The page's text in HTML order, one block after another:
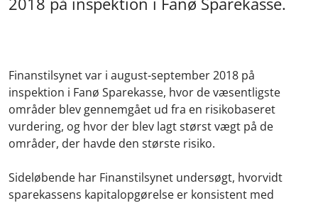
Finanstilsynet var i august-september 2018 på
inspektion i Fanø Sparekasse, hvor de væsentligste
områder blev gennemgået ud fra en risikobaseret
vurdering, og hvor der blev lagt størst vægt på de
områder, der havde den største risiko.
Sideløbende har Finanstilsynet undersøgt, hvorvidt
sparekassens kapitalopgørelse er konsistent med